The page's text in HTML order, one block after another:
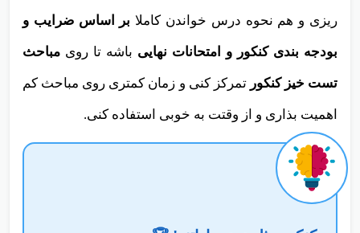
ریزی و هم نحوه درس خواندن کاملابر اساس ضرایب و
بودجه بندی کنکور و امتحانات نهایی باشه تا روی مباحث
تست خیز کنکور تمرکز کنی و زمان کمتری روی مباحث کم
اهمیت بذاری و از وقتت به خوبی استفاده کنی.